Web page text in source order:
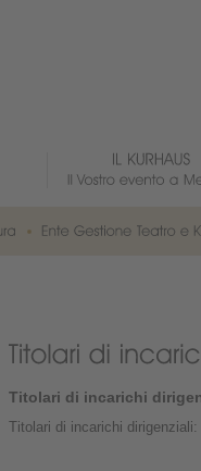
Titolari di incarichi
Titolari di incarichi